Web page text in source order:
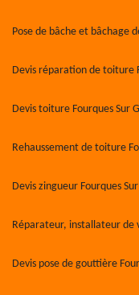
Pose de bâche et bâchage
Devis réparation de toiture
Devis toiture Fourques Sur
Rehaussement de toiture
Devis zingueur Fourques
Réparateur, installateur de
Devis pose de gouttière